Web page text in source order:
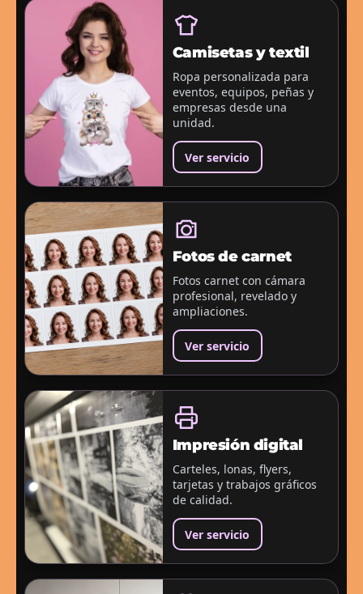
Camisetas y textil
Ropa personalizada para
eventos, equipos, peñas y
empresas desde una
unidad.
Ver servicio
Fotos de carnet
Fotos carnet con cámara
profesional, revelado y
ampliaciones.
Ver servicio
Impresión digital
Carteles, lonas, flyers,
tarjetas y trabajos gráficos
de calidad.
Ver servicio